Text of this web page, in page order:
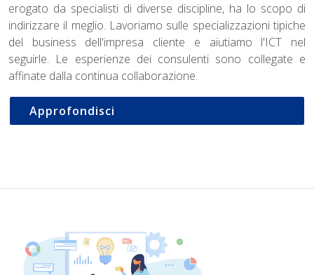
erogato da specialisti di diverse discipline, ha lo scopo di
indirizzare il meglio. Lavoriamo sulle specializzazioni tipiche
del business dell'impresa cliente e aiutiamo l'ICT nel
seguirle. Le esperienze dei consulenti sono collegate e
affinate dalla continua collaborazione.
Approfondisci